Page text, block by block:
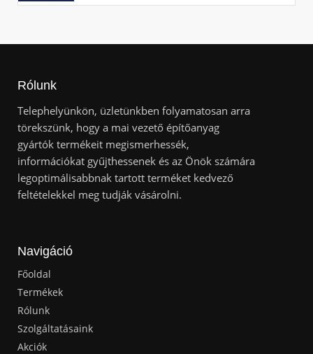
Rólunk
Telephelyünkön, üzletünkben folyamatosan arra
törekszünk, hogy a mai vezető építőanyag
gyártók termékeit megismerhessék,
információkat gyűjthessenek és az Önök számára
legoptimálisabbnak tartott terméket kedvező
feltételekkel meg tudják vásárolni.
Navigáció
Főoldal
Termékek
Rólunk
Szolgáltatásaink
Akciók